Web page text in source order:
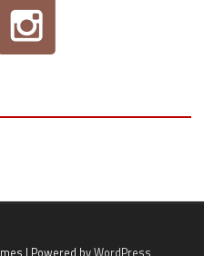
| Powered byWordPress